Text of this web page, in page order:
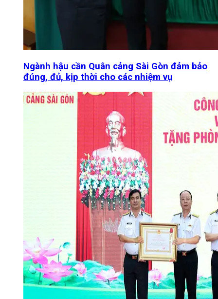
Ngành hậu cần Quân cảng Sài Gòn đảm bảo
đúng, đủ, kịp thời cho các nhiệm vụ